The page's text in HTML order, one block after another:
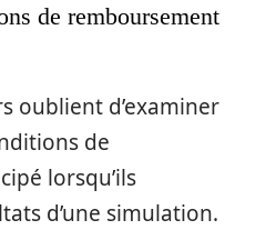
de remboursement
oublient d’examiner
de
lorsqu’ils
d’une simulation.